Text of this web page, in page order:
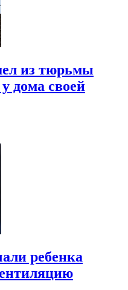
из тюрьмы
дома своей
ребенка